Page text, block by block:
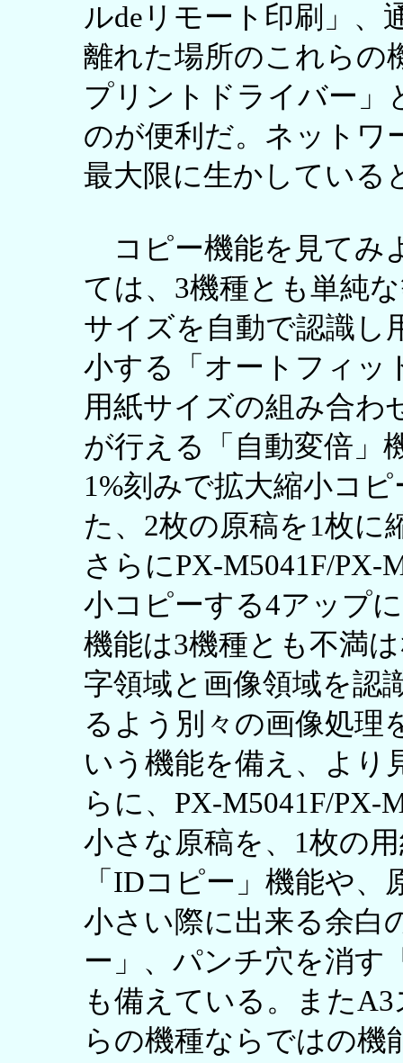
ルdeリモート印刷」、
離れた場所のこれらの
プリントドライバー」
のが便利だ。ネットワ
最大限に生かしている
コピー機能を見てみ
ては、3機種とも単純
サイズを自動で認識し
小する「オートフィッ
用紙サイズの組み合わ
が行える「自動変倍」
1%刻みで拡大縮小コ
た、2枚の原稿を1枚に
さらにPX-M5041F/PX-
小コピーする4アップ
機能は3機種とも不満
字領域と画像領域を認
るよう別々の画像処理
いう機能を備え、より
らに、PX-M5041F/PX-
小さな原稿を、1枚の
「IDコピー」機能や
小さい際に出来る余白
ー」、パンチ穴を消す
も備えている。また
らの機種ならではの機